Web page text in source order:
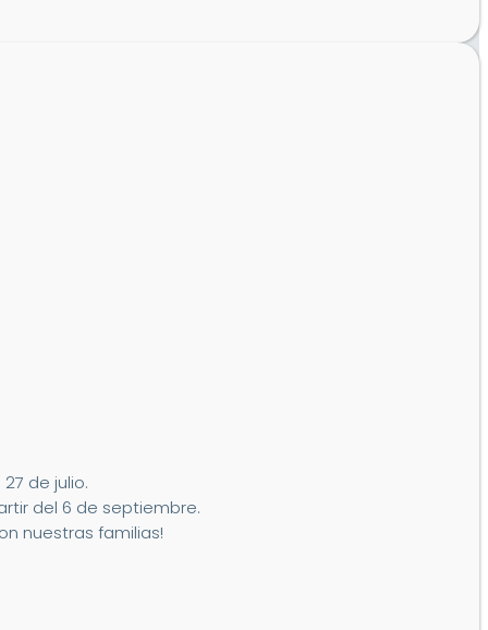
de julio.
del 6 de septiembre.
nuestras familias!